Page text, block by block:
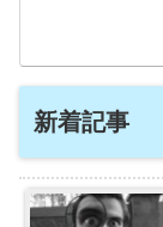
新着記事